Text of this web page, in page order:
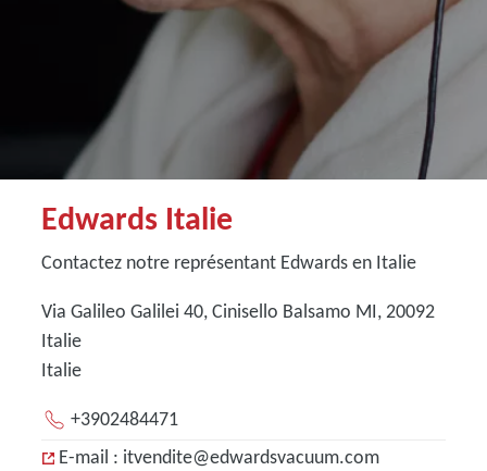
Edwards Italie
Contactez notre représentant Edwards en Italie
Via Galileo Galilei 40, Cinisello Balsamo MI, 20092
Italie
Italie
+3902484471
E-mail : itvendite@edwardsvacuum.com